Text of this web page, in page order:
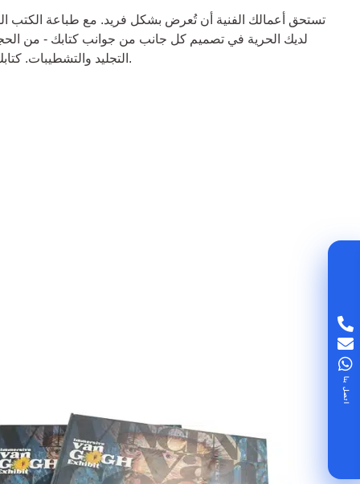
تستحق أعمالك الفنية أن تُعرض بشكل فريد. مع طباعة الكتب
التجليد والتشطيبات. كتابك، رحلتك الفنية، بطريقتك الخاصة.
اتصل بنا